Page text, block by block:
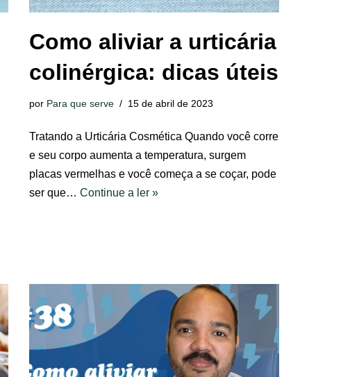
Como aliviar a urticária
colinérgica: dicas úteis
por Para que serve 15 de abril de 2023
Tratando a Urticária Cosmética Quando você corre
e seu corpo aumenta a temperatura, surgem
placas vermelhas e você começa a se coçar, pode
ser que… Continue a ler »